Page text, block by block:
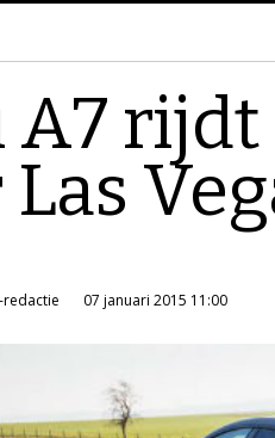
A7
redactie 07 januari 2015 11:00